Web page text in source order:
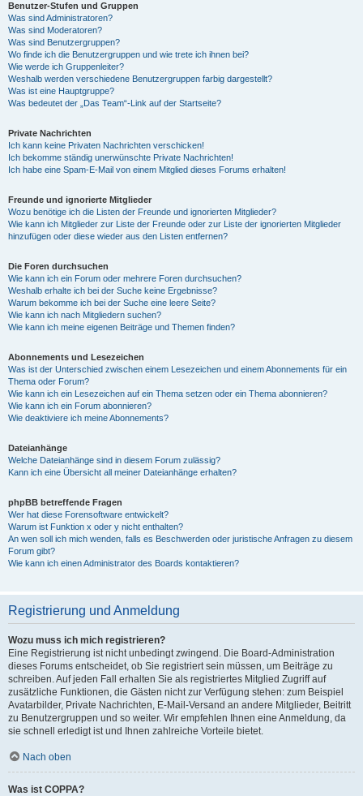
Benutzer-Stufen und Gruppen
Was sind Administratoren?
Was sind Moderatoren?
Was sind Benutzergruppen?
Wo finde ich die Benutzergruppen und wie trete ich ihnen bei?
Wie werde ich Gruppenleiter?
Weshalb werden verschiedene Benutzergruppen farbig dargestellt?
Was ist eine Hauptgruppe?
Was bedeutet der „Das Team“-Link auf der Startseite?
Private Nachrichten
Ich kann keine Privaten Nachrichten verschicken!
Ich bekomme ständig unerwünschte Private Nachrichten!
Ich habe eine Spam-E-Mail von einem Mitglied dieses Forums erhalten!
Freunde und ignorierte Mitglieder
Wozu benötige ich die Listen der Freunde und ignorierten Mitglieder?
Wie kann ich Mitglieder zur Liste der Freunde oder zur Liste der ignorierten Mitglieder
hinzufügen oder diese wieder aus den Listen entfernen?
Die Foren durchsuchen
Wie kann ich ein Forum oder mehrere Foren durchsuchen?
Weshalb erhalte ich bei der Suche keine Ergebnisse?
Warum bekomme ich bei der Suche eine leere Seite?
Wie kann ich nach Mitgliedern suchen?
Wie kann ich meine eigenen Beiträge und Themen finden?
Abonnements und Lesezeichen
Was ist der Unterschied zwischen einem Lesezeichen und einem Abonnements für ein
Thema oder Forum?
Wie kann ich ein Lesezeichen auf ein Thema setzen oder ein Thema abonnieren?
Wie kann ich ein Forum abonnieren?
Wie deaktiviere ich meine Abonnements?
Dateianhänge
Welche Dateianhänge sind in diesem Forum zulässig?
Kann ich eine Übersicht all meiner Dateianhänge erhalten?
phpBB betreffende Fragen
Wer hat diese Forensoftware entwickelt?
Warum ist Funktion x oder y nicht enthalten?
An wen soll ich mich wenden, falls es Beschwerden oder juristische Anfragen zu diesem
Forum gibt?
Wie kann ich einen Administrator des Boards kontaktieren?
Registrierung und Anmeldung
Wozu muss ich mich registrieren?
Eine Registrierung ist nicht unbedingt zwingend. Die Board-Administration
dieses Forums entscheidet, ob Sie registriert sein müssen, um Beiträge zu
schreiben. Auf jeden Fall erhalten Sie als registriertes Mitglied Zugriff auf
zusätzliche Funktionen, die Gästen nicht zur Verfügung stehen: zum Beispiel
Avatarbilder, Private Nachrichten, E-Mail-Versand an andere Mitglieder, Beitritt
zu Benutzergruppen und so weiter. Wir empfehlen Ihnen eine Anmeldung, da
sie schnell erledigt ist und Ihnen zahlreiche Vorteile bietet.
Nach oben
Was ist COPPA?